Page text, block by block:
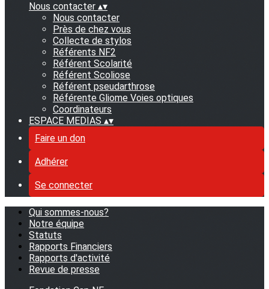
Nous contacter ▴▾
Nous contacter
Près de chez vous
Collecte de stylos
Référents NF2
Référent Scolarité
Référent Scoliose
Référent pseudarthrose
Référente Gliome Voies optiques
Coordinateurs
ESPACE MEDIAS ▴▾
Faire un don
Adhérer
Se connecter
Qui sommes-nous?
Notre équipe
Statuts
Rapports Financiers
Rapports d'activité
Revue de presse